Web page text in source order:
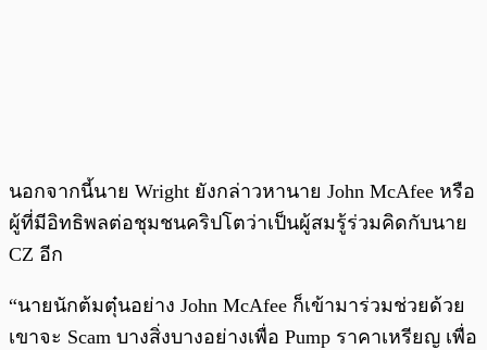
นอกจากนี้นาย Wright ยังกล่าวหานาย John McAfee หรือ
ผู้ที่มีอิทธิพลต่อชุมชนคริปโตว่าเป็นผู้สมรู้ร่วมคิดกับนาย
CZ อีก
“นายนักต้มตุ๋นอย่าง John McAfee ก็เข้ามาร่วมช่วยด้วย
เขาจะ Scam บางสิ่งบางอย่างเพื่อ Pump ราคาเหรียญ เพื่อ